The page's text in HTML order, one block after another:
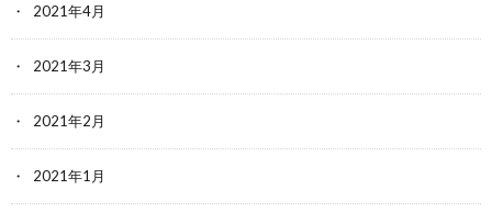
2021年4月
2021年3月
2021年2月
2021年1月